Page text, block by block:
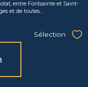
entre Fontsainte et Saint-
et de toutes...
Sélection